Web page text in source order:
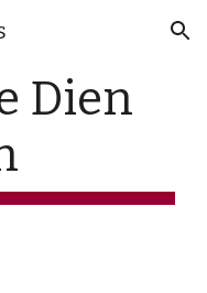
Skip to navigation
Dien